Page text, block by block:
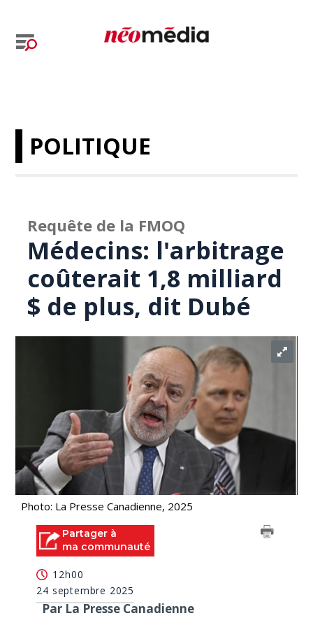
POLITIQUE
Requête de la FMOQ
Médecins: l'arbitrage
coûterait 1,8 milliard
$ de plus, dit Dubé
Photo: La Presse Canadienne, 2025
Partager à
ma communauté
12h00
24 septembre 2025
Par La Presse Canadienne